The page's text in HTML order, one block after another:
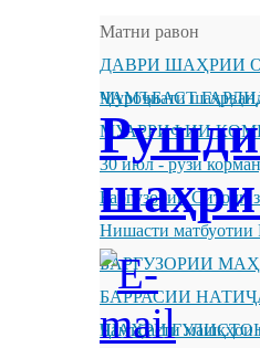
Матни равон
ДАВРИ ШАҲРИИ
ҶАМЪБАСТ
Муроҷиати
МУАРРИФИИ
30 июл - рӯзи
Баргузории Ситоди
Нишасти матбуотии
БАРГУЗОРИИ
БАРРАСИИ
ШАҲРИ
Ҷамъбасти машқҳои
Рушди
шаҳри